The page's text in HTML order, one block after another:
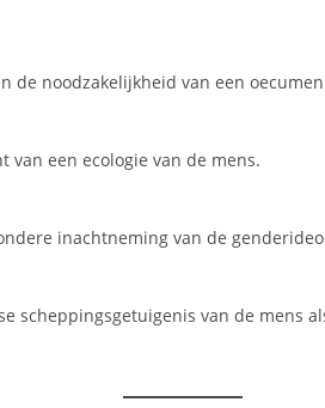
noodzakelijkheid van een
van een ecologie van de mens.
inachtneming van de
scheppingsgetuigenis van de mens